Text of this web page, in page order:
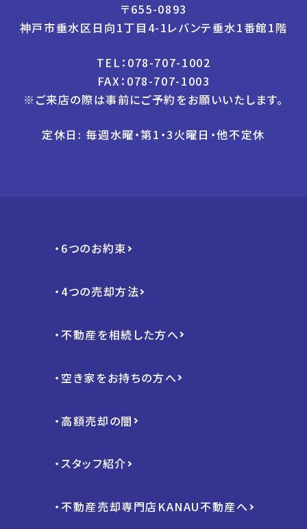
〒655-0893
神戸市垂水区日向1丁目4-1レバンテ垂水1番館1階
TEL：078-707-1002
FAX：078-707-1003
※ご来店の際は事前にご予約をお願いいたします。
定休日: 毎週水曜・第1・3火曜日・他不定休
・6つのお約束
・4つの売却方法
・不動産を相続した方へ
・空き家をお持ちの方へ
・高額売却の闇
・スタッフ紹介
・不動産売却専門店KANAU不動産へ